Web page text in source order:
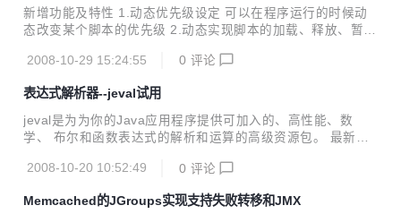
e...
新增功能及特性 1.动态优先级设定 可以在程序运行的时候动
态改变某个脚本的优先级 2.动态实现脚本的加载、释放、暂
同脚本里，而不是主引擎去调用这些功能， 这意味着RPG脚
态的 管理所有的子脚本 3.自动堆栈平衡 如果进行对主引擎函
数的调用，则调用结束后无需手动传入参数个数来平衡堆栈，
脚本引擎代劳，防止人为因素的错误发生 4.无限级别函数调用
始化的追踪栈是有限的，所以只支持有限级别的函数调用（比
2008-10-29 15:24:55 0 评论
表达式解析器--jeval试用
jeval是为为你的Java应用程序提供可加入的、高性能、数
学、 布尔和函数表达式的解析和运算的高级资源包。 最新版
This sample shows the basic usage of the JEval Evaluator
rater to single * quote. This constructor will also load all m
2008-10-20 10:52:49 0 评论
Memcached的JGroups实现支持失败转移和JMX